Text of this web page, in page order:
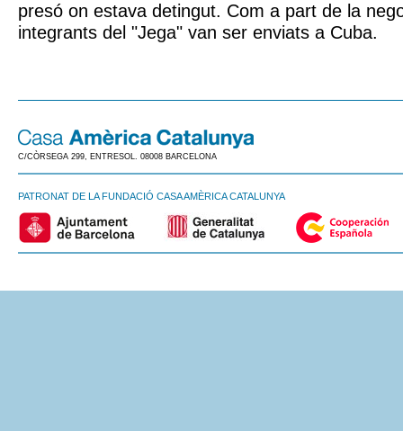
presó on estava detingut. Com a part de la
integrants del "Jega" van ser enviats a Cuba.
C/CÒRSEGA 299, ENTRESOL. 08008 BARCELONA
PATRONAT DE LA FUNDACIÓ CASA AMÈRICA CATALUNYA